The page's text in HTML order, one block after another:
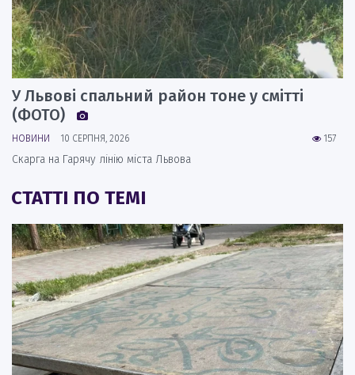
У Львові спальний район тоне у смітті
(ФОТО)
157
НОВИНИ 10 СЕРПНЯ, 2026
Скарга на Гарячу лінію міста Львова
СТАТТІ ПО ТЕМІ